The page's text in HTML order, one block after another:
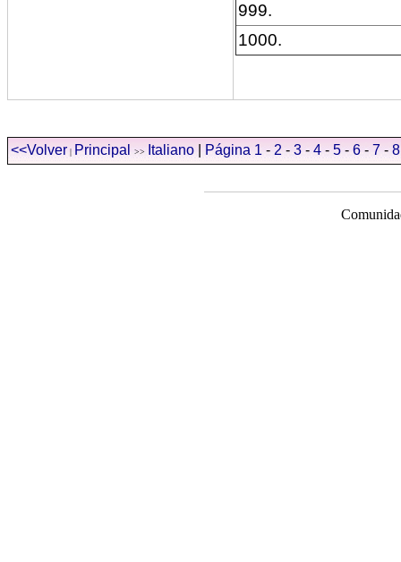
999.
1000.
<<Volver | Principal >> Italiano Página 1 - 2 - 3 - 4 - 5 - 6 - 7 - 8